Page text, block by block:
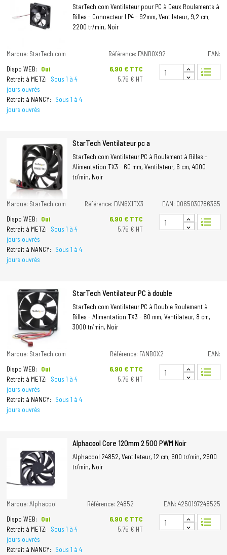
StarTech.com Ventilateur pour PC à Deux Roulements à
Billes - Connecteur LP4 - 92mm, Ventilateur, 9,2 cm,
2200 tr/min, Noir
Marque: StarTech.com Référence: FANBOX92
EAN:
Dispo WEB:
Oui
Retrait à METZ:
Sous 1 à 4
jours ouvrés
Retrait à NANCY:
Sous 1 à 4
jours ouvrés
Prix
6,90 € TTC
5,75 € HT
format_list_numbered
StarTech Ventilateur pc a
StarTech.com Ventilateur PC à Roulement à Billes -
Alimentation TX3 - 60 mm, Ventilateur, 6 cm, 4000
tr/min, Noir
Marque: StarTech.com Référence: FAN6X1TX3
EAN: 0065030786355
Dispo WEB:
Oui
Retrait à METZ:
Sous 1 à 4
jours ouvrés
Retrait à NANCY:
Sous 1 à 4
jours ouvrés
Prix
6,90 € TTC
5,75 € HT
format_list_numbered
StarTech Ventilateur PC à double
StarTech.com Ventilateur PC à Double Roulement à
Billes - Alimentation TX3 - 80 mm, Ventilateur, 8 cm,
3000 tr/min, Noir
Marque: StarTech.com Référence: FANBOX2
EAN:
Dispo WEB:
Oui
Retrait à METZ:
Sous 1 à 4
jours ouvrés
Retrait à NANCY:
Sous 1 à 4
jours ouvrés
Prix
6,90 € TTC
5,75 € HT
format_list_numbered
Alphacool Core 120mm 2 500 PWM Noir
Alphacool 24852, Ventilateur, 12 cm, 600 tr/min, 2500
tr/min, Noir
Marque: Alphacool Référence: 24852
EAN: 4250197248525
Dispo WEB:
Oui
Retrait à METZ:
Sous 1 à 4
jours ouvrés
Retrait à NANCY:
Sous 1 à 4
Prix
6,90 € TTC
5,75 € HT
format_list_numbered